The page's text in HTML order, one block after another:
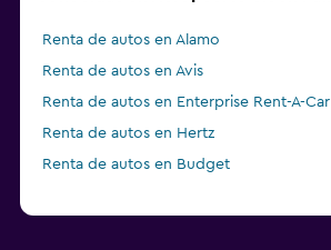
Renta de autos en Alamo
Renta de autos en Avis
Renta de autos en Enterprise Rent-A-Car
Renta de autos en Hertz
Renta de autos en Budget